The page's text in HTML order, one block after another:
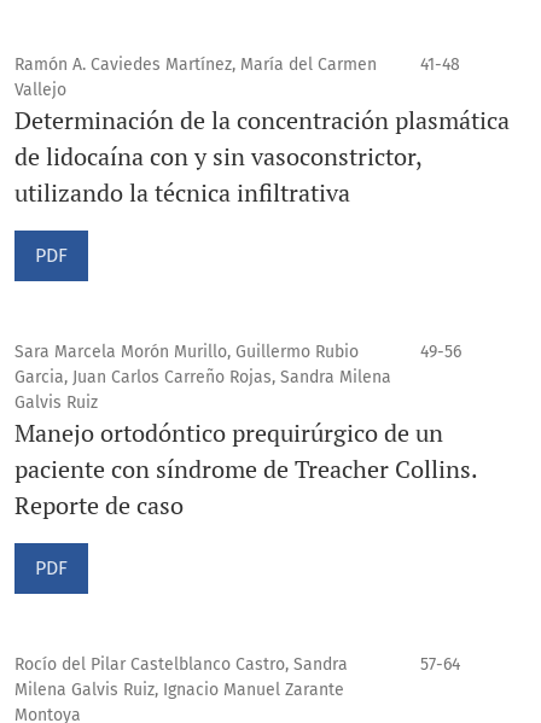
Ramón A. Caviedes Martínez, María del Carmen
Vallejo
41-48
Determinación de la concentración plasmática
de lidocaína con y sin vasoconstrictor,
utilizando la técnica infiltrativa
PDF
Sara Marcela Morón Murillo, Guillermo Rubio
Garcia, Juan Carlos Carreño Rojas, Sandra Milena
Galvis Ruiz
49-56
Manejo ortodóntico prequirúrgico de un
paciente con síndrome de Treacher Collins.
Reporte de caso
PDF
Rocío del Pilar Castelblanco Castro, Sandra
Milena Galvis Ruiz, Ignacio Manuel Zarante
Montoya
57-64